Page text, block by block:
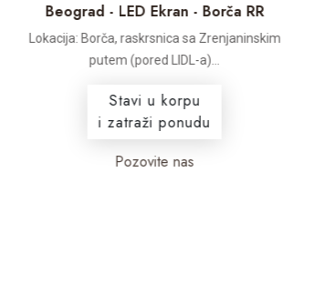
Beograd - LED Ekran - Borča RR
Lokacija: Borča, raskrsnica sa Zrenjaninskim
putem (pored LIDL-a)...
Stavi u korpu
i zatraži ponudu
Pozovite nas